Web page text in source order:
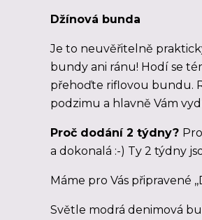
Džínová bunda
Je to neuvěřitelně
bundy ani ránu! Hodí se
přehoďte riflovou bundu.
podzimu a hlavně Vám
Proč dodání 2 týdny?
a dokonalá :-) Ty 2 týdny
Máme pro Vás připravené
Světle modrá denimová